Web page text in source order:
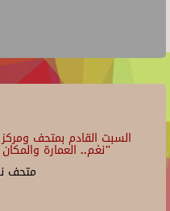
السبت القادم بمتحف
"نغم.. العمارة
متحف